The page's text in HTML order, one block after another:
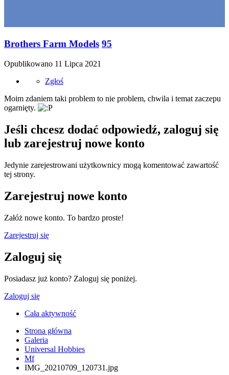
Brothers Farm Models 95
Opublikowano 11 Lipca 2021
Zgłoś
Moim zdaniem taki problem to nie problem, chwila i temat zaczepu
ogarnięty.
Jeśli chcesz dodać odpowiedź, zaloguj się
lub zarejestruj nowe konto
Jedynie zarejestrowani użytkownicy mogą komentować zawartość
tej strony.
Zarejestruj nowe konto
Załóż nowe konto. To bardzo proste!
Zarejestruj się
Zaloguj się
Posiadasz już konto? Zaloguj się poniżej.
Zaloguj się
Cała aktywność
Strona główna
Galeria
Universal Hobbies
Mf
IMG_20210709_120731.jpg